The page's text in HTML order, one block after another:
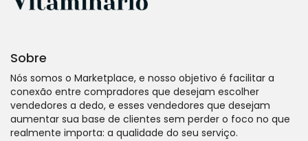
Sobre
Nós somos o Marketplace, e nosso objetivo é facilitar a
conexão entre compradores que desejam escolher
vendedores a dedo, e esses vendedores que desejam
aumentar sua base de clientes sem perder o foco no que
realmente importa: a qualidade do seu serviço.